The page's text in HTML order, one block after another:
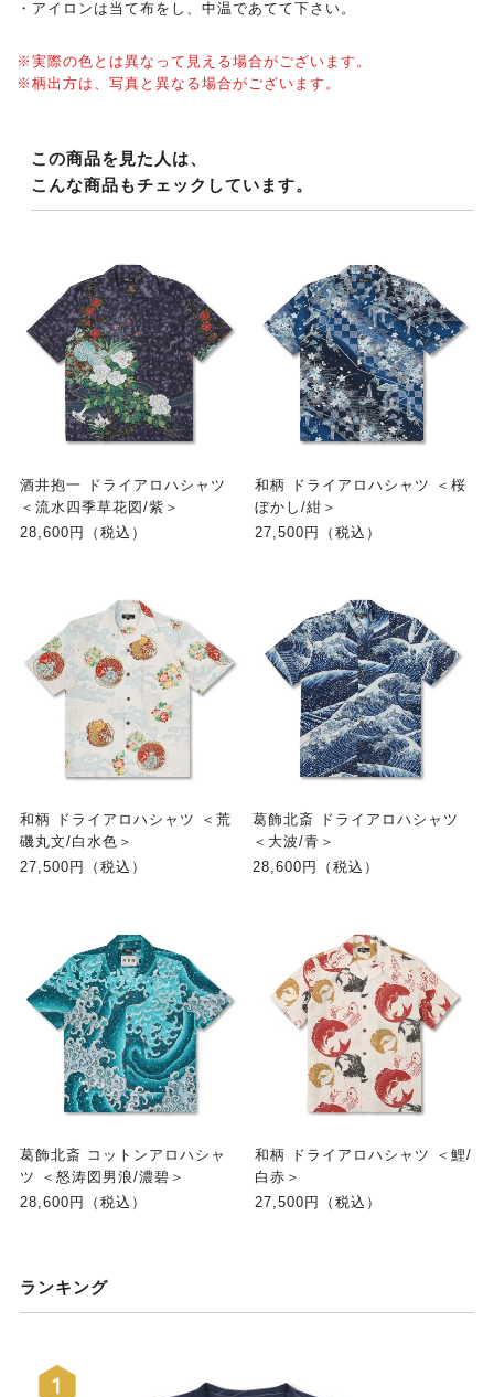
・アイロンは当て布をし、中温であてて下さい。
※実際の色とは異なって見える場合がございます。
※柄出方は、写真と異なる場合がございます。
この商品を見た人は、
こんな商品もチェックしています。
酒井抱一 ドライアロハシャツ
＜流水四季草花図/紫＞
28,600円（税込）
和柄 ドライアロハシャツ ＜桜
ぼかし/紺＞
27,500円（税込）
和柄 ドライアロハシャツ ＜荒
磯丸文/白水色＞
27,500円（税込）
葛飾北斎 ドライアロハシャツ
＜大波/青＞
28,600円（税込）
葛飾北斎 コットンアロハシャ
ツ ＜怒涛図男浪/濃碧＞
28,600円（税込）
和柄 ドライアロハシャツ ＜鯉/
白赤＞
27,500円（税込）
ランキング